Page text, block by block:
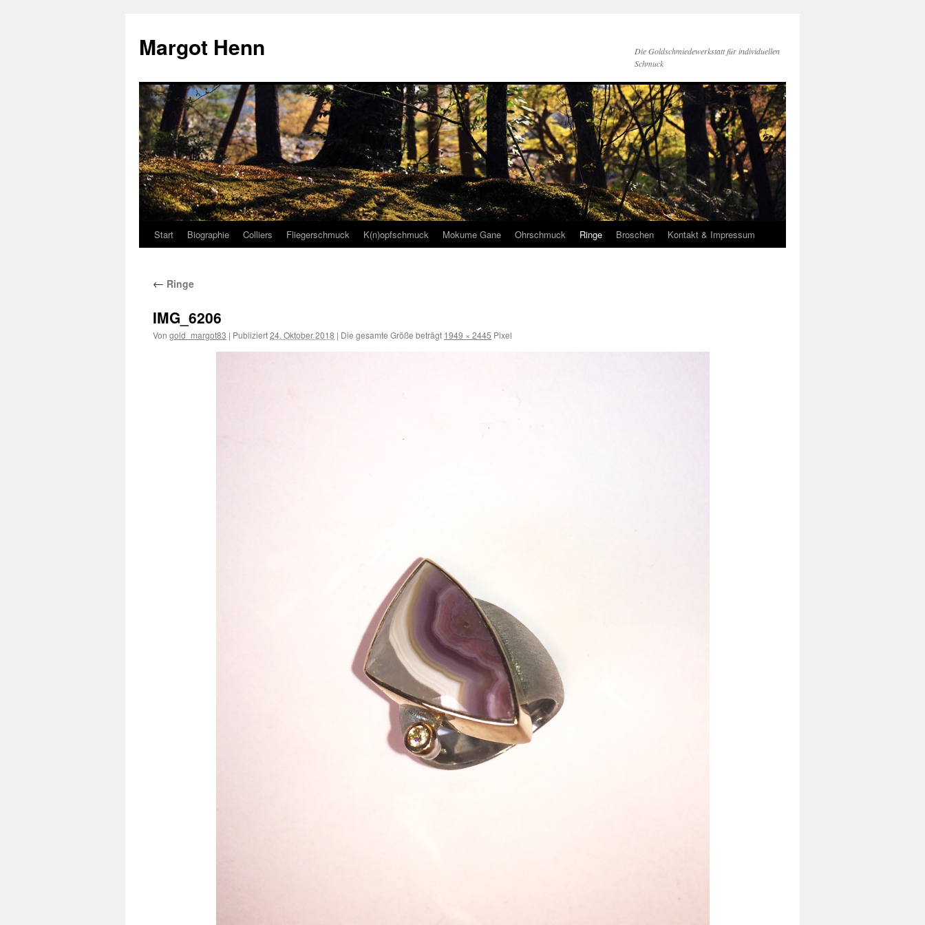
Margot Henn
Die Goldschmiedewerkstatt für individuellen
Schmuck
Start Biographie Colliers Fliegerschmuck K(n)opfschmuck Mokume Gane Ohrschmuck Ringe Broschen Kontakt & Impressum
← Ringe
IMG_6206
Von gold_margot83 | Publiziert24. Oktober 2018 | Die gesamte Größe beträgt 1949 × 2445 Pixel